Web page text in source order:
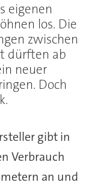
eigenen
los. Die
zwischen
dürften ab
neuer
Doch
gibt in
Verbrauch
an und